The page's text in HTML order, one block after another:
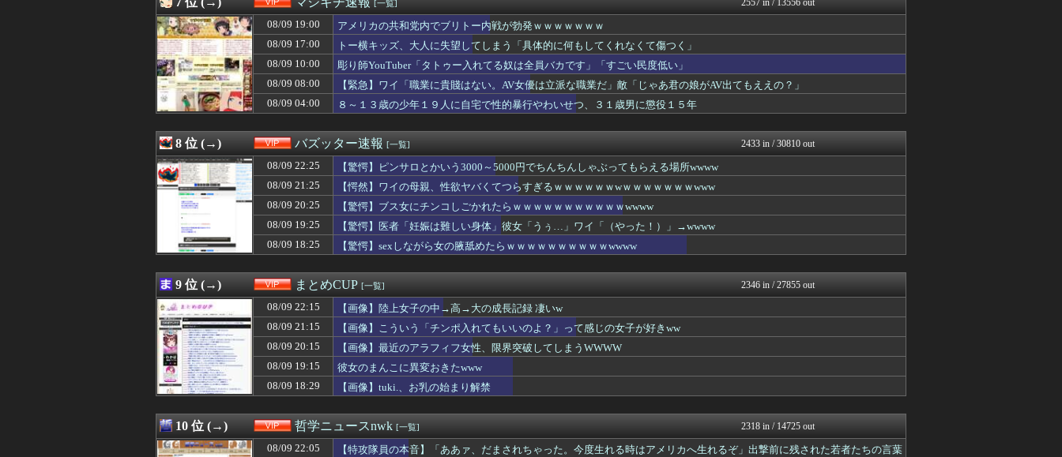
08/09 21:25
【愕然】ワイの母親、性欲ヤバくてつらすぎるｗｗｗｗｗｗwｗｗｗｗｗｗｗwww
08/09 21:21
【画像】転売屋の娘「ママー！ちいかわのシール貼ったよー！」親「！！！！！！」
08/09 21:21
「セダン車」←こいつが天下失った理由
りぷらい速報
08/09 21:17
【オカルト】「頭は正常だけど、これだけはガチで信じてる」って現象ある？
哲学ニュースnwk
08/09 21:15
【画像】こういう「チンポ入れてもいいのよ？」って感じの女子が好きww
08/09 21:14
【悲報】 ゴールデンボンバーのライブステージに不審者が乱入
ゴールデンタイムズ
08/09 21:14
【画像】ウクライナから日本に避難してきた美少女がグラビアデビューw
妹はVIPPER
08/09 21:10
【画像】巨乳さん、とんでもない服を着てしまうｗｗｗwｗｗｗｗｗｗｗｗ❤
08/09 21:09
【動画】免許取りたての女の子の運転がこちらｗｗｗｗｗ
コノユビニュース｜みんなの...
08/09 21:05
【画像】彼女「ごめーん♡ちょびっツ散らかってるけど上がって～～～！」⇒！！
08/09 21:02
女友達と8時間セ○クスして連続でイカせまくった結果ｗｗｗｗｗｗｗｗｗｗｗ
08/09 21:02
HAWAII旅行中のビキニ姿の加護亜依さんの胸の谷間が凄すぎる件
08/09 21:00
【緊急】AV業界、ぶっ壊れ最強が現れインフレ 環境崩壊ｗｗｗｗ
キニ速
08/09 21:00
【動画】ジャンポケ斎藤、乞食ライバーと化し正式に終わる・・・
08/09 21:00
【悲報】ショートスリーパー堀大輔さん、誹謗中傷コメントが1万件を越えて号泣して...
08/09 21:00
「おにぎりリヤカー」の美人が店舗をオープンwww
あらまめ2ch
08/09 21:00
エロ漫画の竿役「あー、一回出すわ」←いやすごすぎるだろｗｗｗｗｗｗ
BIPブログ
08/09 20:45
1年間エアコン壊れた車ｖｓ1年間マニュアル車
V速ニュップ
08/09 20:40
【悲報】アニソン盆踊り、有名女優に冷笑されてしまう
キニ速
08/09 20:40
【朗報】あだち充、タッチの上杉達也が浅倉南に告白したシーンを完全再現ｗｗｗｗｗ
08/09 20:40
【画像】風俗店さん、アタリ嬢とハズレ嬢の紹介文の差が露骨すぎるｗｗｗｗｗｗｗｗ...
08/09 20:36
【速報】tuki.(17)ちゃん、えちえち色白ボディを公開wwwwwwwww
BIPブログ
08/09 20:35
【画像】実は甲子園アルプスで本気チアしてた坂道メンバーたち
08/09 20:35
【動画】かもしれない運転、限界突破・・・・・
08/09 20:35
【唖然】ラーメン屋さん「席でおむつ交換はちょっと・・」 パパ「子どもとか育てた...
不思議.net - 5ch...
08/09 20:34
【画像】志田未来(33)のおっぱいwwwwwwww
筋肉速報
08/09 20:30
痩せたい奴はブラックコーヒー飲め
あらまめ2ch
08/09 20:30
【画像】漫画家あだち充、タッチの告白シーンから40年記念で自分自身が浅倉南にな...
【2ch】ニュー速クオリテ...
08/09 20:27
広末涼子さん 病気を患っていた・・・
ぶる速-VIP
[一覧] 2557 in / 13556 out
08/09 19:00
アメリカの共和党内でブリトー内戦が勃発ｗｗｗｗｗｗｗ
08/09 17:00
トー横キッズ、大人に失望してしまう「具体的に何もしてくれなくて傷つく」
08/09 10:00
彫り師YouTuber「タトゥー入れてる奴は全員バカです」「すごい民度低い」
08/09 08:00
【緊急】ワイ「職業に貴賤はない。AV女優は立派な職業だ」敵「じゃあ君の娘がAV出てもええの？」
08/09 04:00
８～１３歳の少年１９人に自宅で性的暴行やわいせつ、３１歳男に懲役１５年
8 位 (→) バズッター速報 [一覧] 2433 in / 30810 out
08/09 22:25
【驚愕】ピンサロとかいう3000～5000円でちんちんしゃぶってもらえる場所wwww
08/09 21:25
【愕然】ワイの母親、性欲ヤバくてつらすぎるｗｗｗｗｗｗwｗｗｗｗｗｗｗwww
08/09 20:25
【驚愕】ブス女にチンコしごかれたらｗｗｗｗｗｗｗｗｗｗｗwwww
08/09 19:25
【驚愕】医者「妊娠は難しい身体」彼女「うぅ…」ワイ「（やった！）」→wwww
08/09 18:25
【驚愕】sexしながら女の腋舐めたらｗｗｗｗｗｗｗｗｗｗwwww
9 位 (→) まとめCUP [一覧] 2346 in / 27855 out
08/09 22:15
【画像】陸上女子の中→高→大の成長記録 凄いw
08/09 21:15
【画像】こういう「チンポ入れてもいいのよ？」って感じの女子が好きww
08/09 20:15
【画像】最近のアラフィフ女性、限界突破してしまうWWWW
08/09 19:15
彼女のまんこに異変おきたwww
08/09 18:29
【画像】tuki.、お乳の始まり解禁
10 位 (→) 哲学ニュースnwk [一覧] 2318 in / 14725 out
08/09 22:05
【特攻隊員の本音】「ああァ、だまされちゃった。今度生れる時はアメリカへ生れるぞ」出撃前に残された若者たちの言葉